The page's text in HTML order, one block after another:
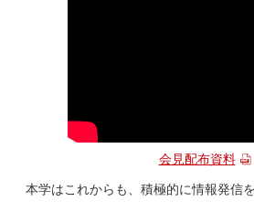
会見配布資料
本学はこれからも、積極的に情報発信